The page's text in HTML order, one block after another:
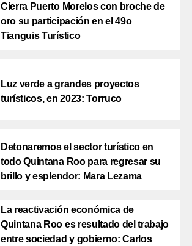
Cierra Puerto Morelos con broche de
oro su participación en el 49o
Tianguis Turístico
Luz verde a grandes proyectos
turísticos, en 2023: Torruco
Detonaremos el sector turístico en
todo Quintana Roo para regresar su
brillo y esplendor: Mara Lezama
La reactivación económica de
Quintana Roo es resultado del trabajo
entre sociedad y gobierno: Carlos